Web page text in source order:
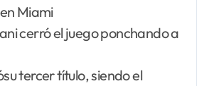
Miami
cerró el juego ponchando a
tercer título, siendo el